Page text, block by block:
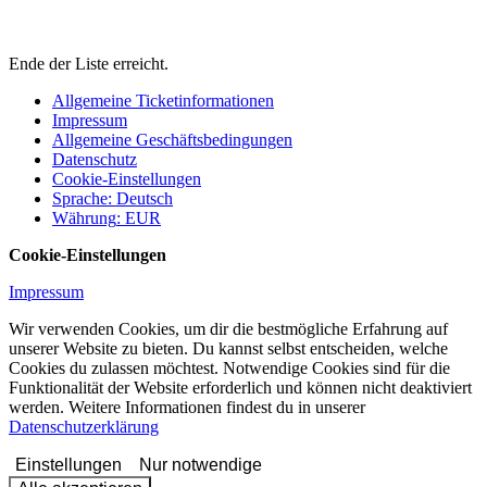
Ende der Liste erreicht.
Allgemeine Ticketinformationen
Impressum
Allgemeine Geschäftsbedingungen
Datenschutz
Cookie-Einstellungen
Sprache: Deutsch
Währung: EUR
Cookie-Einstellungen
Impressum
Wir verwenden Cookies, um dir die bestmögliche Erfahrung auf
unserer Website zu bieten. Du kannst selbst entscheiden, welche
Cookies du zulassen möchtest. Notwendige Cookies sind für die
Funktionalität der Website erforderlich und können nicht deaktiviert
werden. Weitere Informationen findest du in unserer
Datenschutzerklärung
Einstellungen
Nur notwendige